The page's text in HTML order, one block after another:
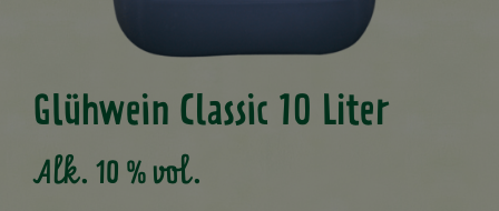
Glühwein Classic 10 Liter
Alk. 10 % vol.